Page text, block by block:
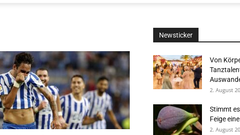
Newsticker
Von
2. August
Stimmt
Feige
2. August